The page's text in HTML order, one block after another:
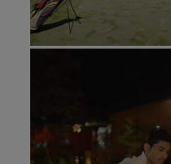
استكشف برنامج Radisson Meetings
احجز اجتماعًا
حلول الصناعة
البحث عن الرحلات